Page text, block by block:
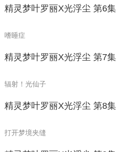
精灵梦叶罗丽X光浮尘 第6集
嗜睡症
精灵梦叶罗丽X光浮尘 第7集
辐射！光仙子
精灵梦叶罗丽X光浮尘 第8集
打开梦境夹缝